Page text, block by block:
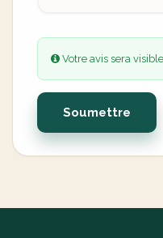
Votre avis sera
Soumettre